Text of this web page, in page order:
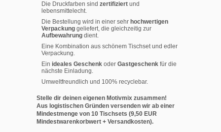
Die Druckfarben sind zertifiziert und
lebensmittelecht.
Die Bestellung wird in einer sehr hochwertigen
Verpackung geliefert, die gleichzeitig zur
Aufbewahrung dient.
Eine Kombination aus schönem Tischset und edler
Verpackung.
Ein ideales Geschenk oder Gastgeschenk für die
nächste Einladung.
Umweltfreundlich und 100% recyclebar.
Stelle dir deinen eigenen Motivmix zusammen!
Aus logistischen Gründen versenden wir ab einer
Mindestmenge von 10 Tischsets (9,50 EUR
Mindestwarenkorbwert + Versandkosten).